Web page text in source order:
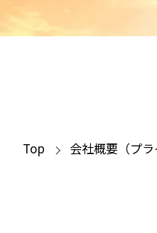
Top 会社概要（プラ